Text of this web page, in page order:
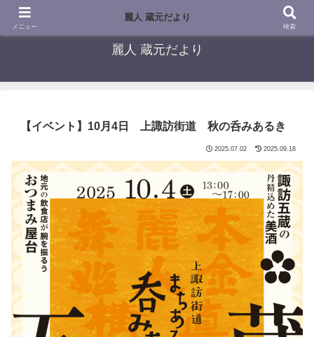
～歴史と水の蔵～麗人ショップブログ
麗人 蔵元だより
【イベント】10月4日 上諏訪街道 秋の呑みあるき
2025.07.02 2025.09.18
メニュー
麗人 蔵元だより
検索